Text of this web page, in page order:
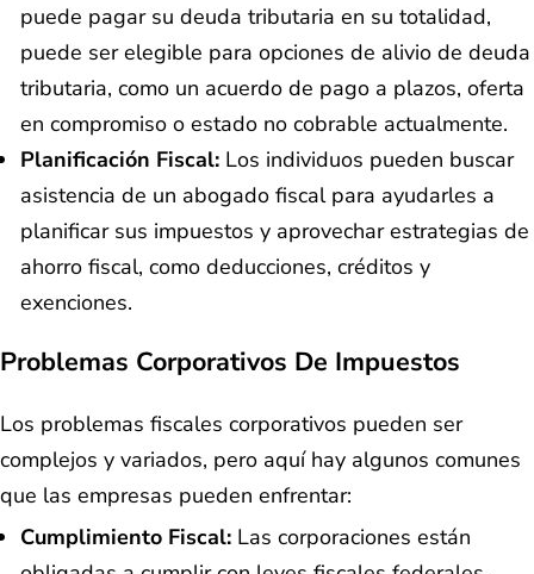
puede pagar su deuda tributaria en su totalidad,
puede ser elegible para opciones de alivio de deuda
tributaria, como un acuerdo de pago a plazos, oferta
en compromiso o estado no cobrable actualmente.
Planificación Fiscal: Los individuos pueden buscar
asistencia de un abogado fiscal para ayudarles a
planificar sus impuestos y aprovechar estrategias de
ahorro fiscal, como deducciones, créditos y
exenciones.
Problemas Corporativos De Impuestos
Los problemas fiscales corporativos pueden ser
complejos y variados, pero aquí hay algunos comunes
que las empresas pueden enfrentar:
Cumplimiento Fiscal: Las corporaciones están